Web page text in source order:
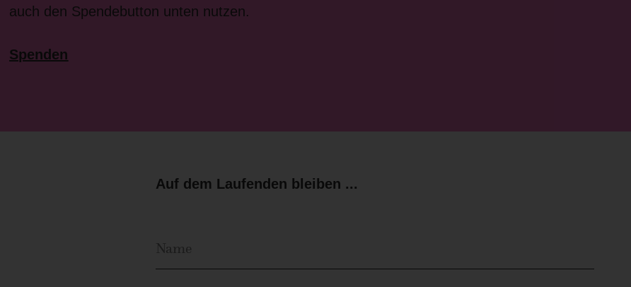
auch den Spendebutton unten nutzen.
Spenden
Auf dem Laufenden bleiben ...